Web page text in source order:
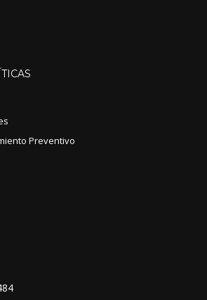
Preventivo